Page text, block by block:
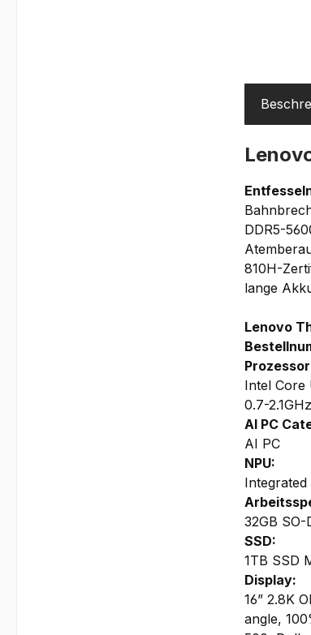
DDR5-
810H-
lange
Lenovo
Intel Core
0.7-
AI PC
AI PC
NPU:
32GB
SSD:
1TB SSD
Display:
16” 2.8K
angle,